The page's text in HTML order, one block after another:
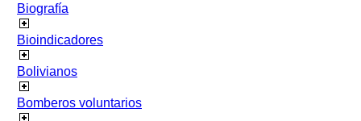
Biografía
Bioindicadores
Bolivianos
Bomberos voluntarios